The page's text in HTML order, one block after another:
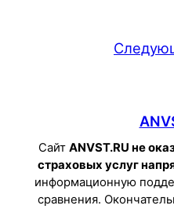
Сайт ANVST.RU не
страховых услуг
информационную
сравнения.